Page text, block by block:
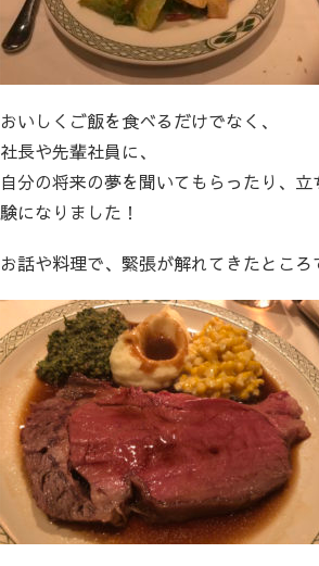
おいしくご飯を食べるだけでなく、
社長や先輩社員に、
自分の将来の夢を聞いてもらったり、
験になりました！
お話や料理で、緊張が解れてきたとこ